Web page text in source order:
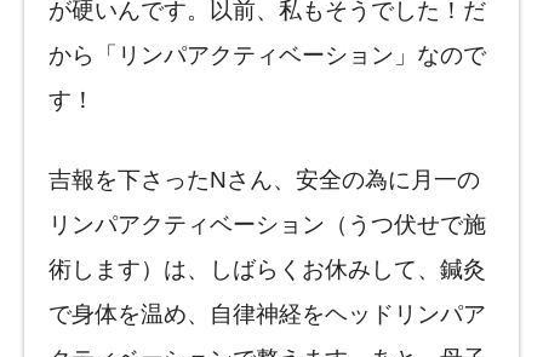
が硬いんです。以前、私もそうでした！だ
から「リンパアクティベーション」なので
す！
吉報を下さったNさん、安全の為に月一の
リンパアクティベーション（うつ伏せで施
術します）は、しばらくお休みして、鍼灸
で身体を温め、自律神経をヘッドリンパア